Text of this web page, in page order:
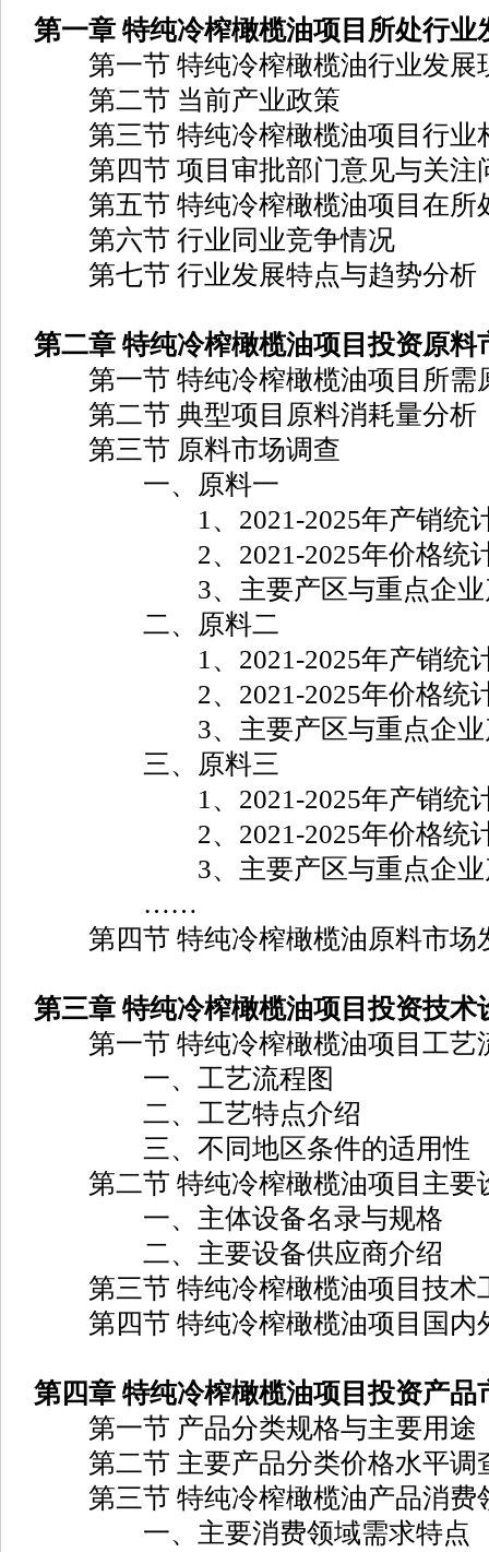
第一章 特纯冷榨橄榄油项目所处行业
第一节 特纯冷榨橄榄油行业发展
第二节 当前产业政策
第三节 特纯冷榨橄榄油项目行业
第四节 项目审批部门意见与关注
第五节 特纯冷榨橄榄油项目在所
第六节 行业同业竞争情况
第七节 行业发展特点与趋势分析
第二章 特纯冷榨橄榄油项目投资原料
第一节 特纯冷榨橄榄油项目所需
第二节 典型项目原料消耗量分析
第三节 原料市场调查
一、原料一
1、2021-2025年产销统
2、2021-2025年价格统
3、主要产区与重点企业
二、原料二
1、2021-2025年产销统
2、2021-2025年价格统
3、主要产区与重点企业
三、原料三
1、2021-2025年产销统
2、2021-2025年价格统
3、主要产区与重点企业
……
第四节 特纯冷榨橄榄油原料市场
第三章 特纯冷榨橄榄油项目投资技术
第一节 特纯冷榨橄榄油项目工艺
一、工艺流程图
二、工艺特点介绍
三、不同地区条件的适用性
第二节 特纯冷榨橄榄油项目主要
一、主体设备名录与规格
二、主要设备供应商介绍
第三节 特纯冷榨橄榄油项目技术
第四节 特纯冷榨橄榄油项目国内
第四章 特纯冷榨橄榄油项目投资产品
第一节 产品分类规格与主要用途
第二节 主要产品分类价格水平调
第三节 特纯冷榨橄榄油产品消费
一、主要消费领域需求特点